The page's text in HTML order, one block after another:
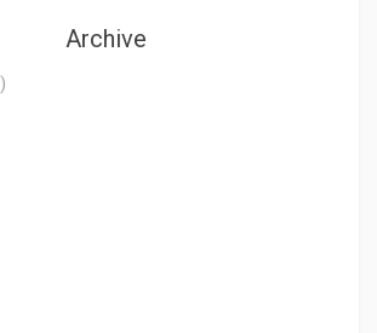
Archive